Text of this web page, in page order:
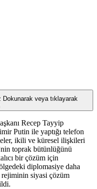
Dokunarak veya tıklayarak
Recep Tayyip
Putin ile yaptığı telefon
ikili ve küresel ilişkileri
toprak bütünlüğünü
bir çözüm için
diplomasiye daha
rejiminin siyasi çözüm